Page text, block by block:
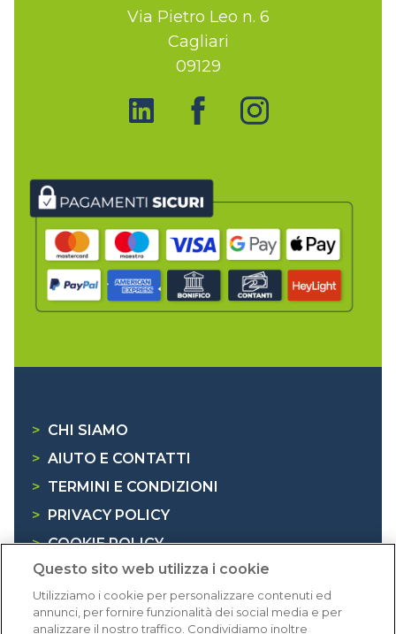
Via Pietro Leo n. 6
Cagliari
09129
> CHI SIAMO
> AIUTO E CONTATTI
> TERMINI E CONDIZIONI
>
PRIVACY POLICY
> COOKIE POLICY
> INFORMATIVA RAEE
Dicono di noi
Questo sito web utilizza i cookie
Utilizziamo i cookie per personalizzare contenuti ed
annunci, per fornire funzionalità dei social media e per
analizzare il nostro traffico. Condividiamo inoltre